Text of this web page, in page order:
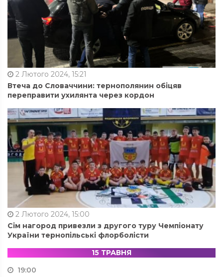
2 Лютого 2024, 15:21
Втеча до Словаччини: тернополянин обіцяв
переправити ухилянта через кордон
2 Лютого 2024, 15:00
Сім нагород привезли з другого туру Чемпіонату
України тернопільські флорболісти
15 ТРАВНЯ
19:00